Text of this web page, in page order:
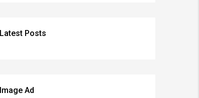
Latest Posts
Image Ad